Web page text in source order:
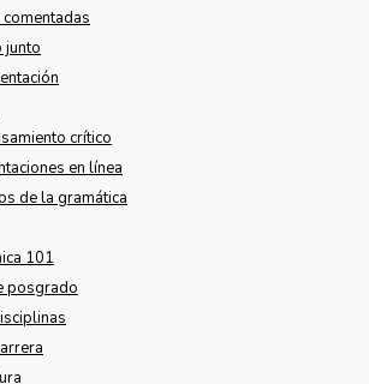
junto
crítico
en línea
de la gramática
101
posgrado